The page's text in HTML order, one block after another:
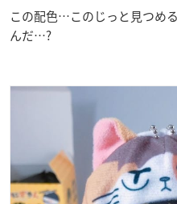
この配色…このじっと見つめ
んだ…?